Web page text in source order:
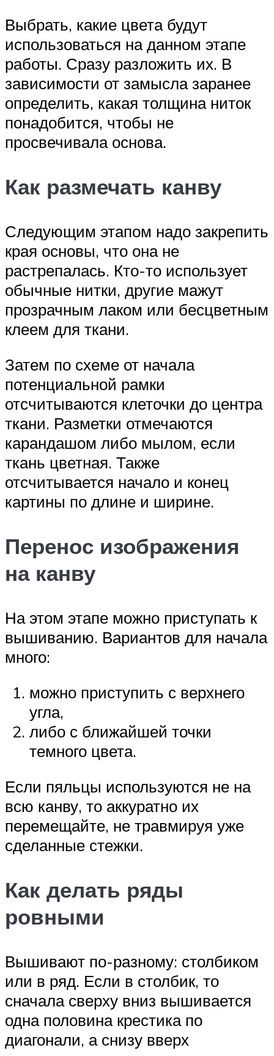
Выбрать, какие цвета будут
использоваться на данном этапе
работы. Сразу разложить их. В
зависимости от замысла заранее
определить, какая толщина ниток
понадобится, чтобы не
просвечивала основа.
Как размечать канву
Следующим этапом надо закрепить
края основы, что она не
растрепалась. Кто-то использует
обычные нитки, другие мажут
прозрачным лаком или бесцветным
клеем для ткани.
Затем по схеме от начала
потенциальной рамки
отсчитываются клеточки до центра
ткани. Разметки отмечаются
карандашом либо мылом, если
ткань цветная. Также
отсчитывается начало и конец
картины по длине и ширине.
Перенос изображения
на канву
На этом этапе можно приступать к
вышиванию. Вариантов для начала
много:
можно приступить с верхнего
угла,
либо с ближайшей точки
темного цвета.
Если пяльцы используются не на
всю канву, то аккуратно их
перемещайте, не травмируя уже
сделанные стежки.
Как делать ряды
ровными
Вышивают по-разному: столбиком
или в ряд. Если в столбик, то
сначала сверху вниз вышивается
одна половина крестика по
диагонали, а снизу вверх